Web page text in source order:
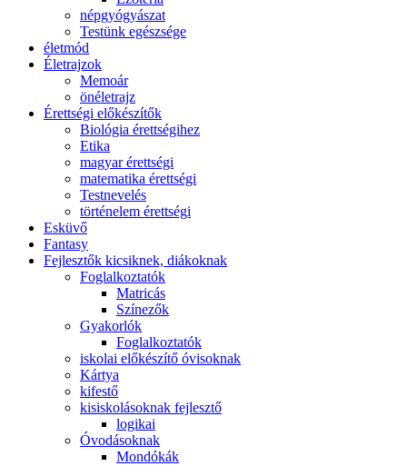
népgyógyászat
Testünk egészsége
életmód
Életrajzok
Memoár
önéletrajz
Érettségi előkészítők
Biológia érettségihez
Etika
magyar érettségi
matematika érettségi
Testnevelés
történelem érettségi
Esküvő
Fantasy
Fejlesztők kicsiknek, diákoknak
Foglalkoztatók
Matricás
Színezők
Gyakorlók
Foglalkoztatók
iskolai előkészítő óvisoknak
Kártya
kifestő
kisiskolásoknak fejlesztő
logikai
Óvodásoknak
Mondókák